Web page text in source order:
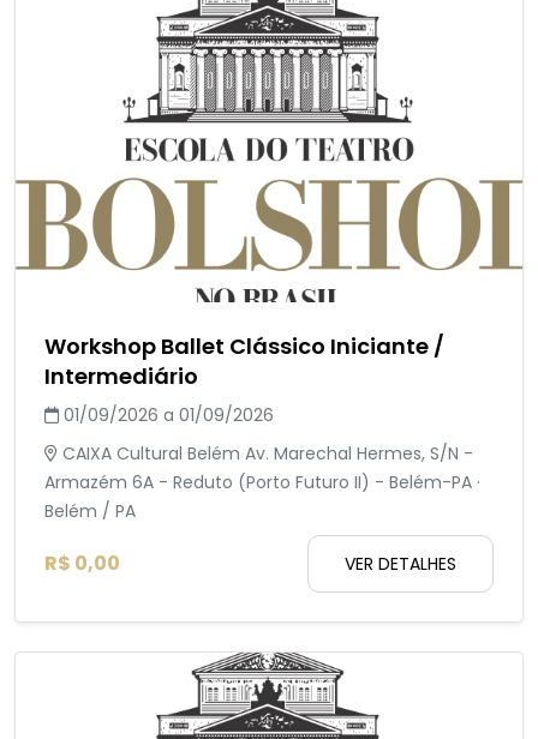
Workshop Ballet Clássico Iniciante /
Intermediário
01/09/2026 a 01/09/2026
CAIXA Cultural Belém Av. Marechal Hermes, S/N -
Armazém 6A - Reduto (Porto Futuro II) - Belém-PA ·
Belém / PA
R$ 0,00 VER DETALHES